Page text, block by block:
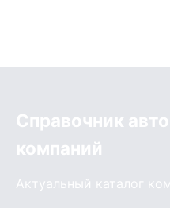
Справочник
компаний
Актуальный каталог